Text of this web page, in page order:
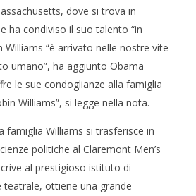
dove si trova in
ha condiviso il suo talento “in
“è arrivato nelle nostre vite
umano”, ha aggiunto Obama
le sue condoglianze alla famiglia
Williams”, si legge nella nota.
famiglia Williams si trasferisce in
politiche al Claremont Men’s
al prestigioso istituto di
ottiene una grande